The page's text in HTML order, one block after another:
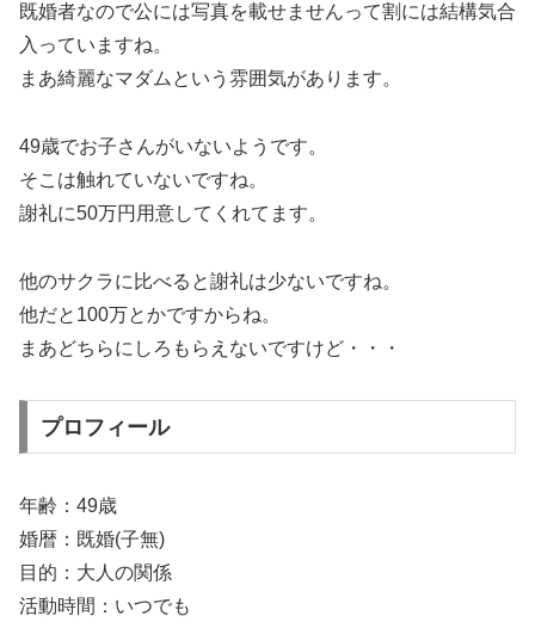
既婚者なので公には写真を載せませんって割には結構気合
入っていますね。
まあ綺麗なマダムという雰囲気があります。
49歳でお子さんがいないようです。
そこは触れていないですね。
謝礼に50万円用意してくれてます。
他のサクラに比べると謝礼は少ないですね。
他だと100万とかですからね。
まあどちらにしろもらえないですけど・・・
プロフィール
年齢：49歳
婚暦：既婚(子無)
目的：大人の関係
活動時間：いつでも